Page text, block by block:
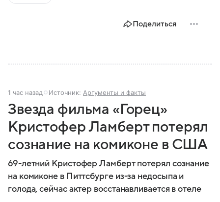
Поделиться
1 час назад Источник: Аргументы и факты
Звезда фильма «Горец»
Кристофер Ламберт потерял
сознание на комиконе в США
69-летний Кристофер Ламберт потерял сознание
на комиконе в Питтсбурге из-за недосыпа и
голода, сейчас актер восстанавливается в отеле